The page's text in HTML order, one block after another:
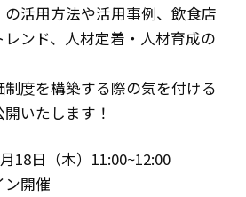
活用方法や活用事例、飲食店
ンド、人材定着・人材育成の
度を構築する際の気を付ける
いたします！
18日（木）11:00~12:00
ン開催